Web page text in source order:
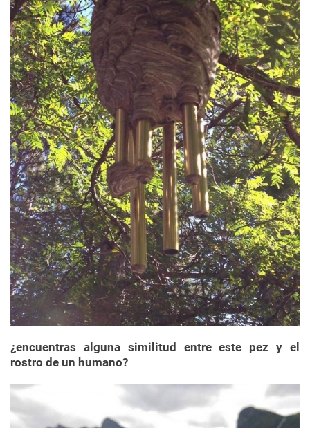
¿encuentras alguna similitud entre este pez y el
rostro de un humano?